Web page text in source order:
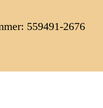
559491-2676